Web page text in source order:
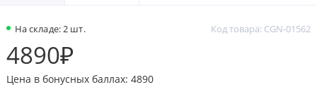
На складе: 2 шт. Код товара: CGN-01562
4890₽
Цена в бонусных баллах: 4890